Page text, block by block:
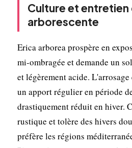
Culture et entretien
arborescente
Erica arborea prospère en
mi-ombragée et demande un
et légèrement acide.
un apport régulier en période
drastiquement réduit en hiver.
rustique et tolère des hivers
préfère les régions